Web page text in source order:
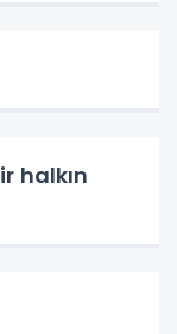
halkın